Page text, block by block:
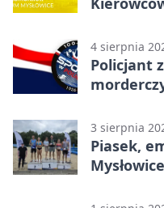
4 sierpnia
Policjant
3 sierpnia
Piasek,